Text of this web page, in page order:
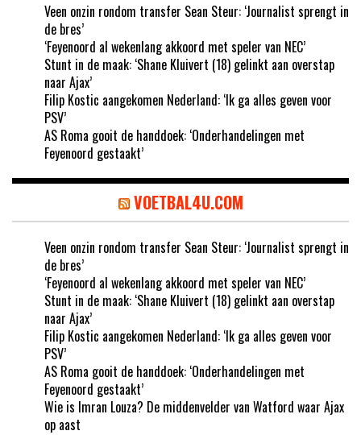
Veen onzin rondom transfer Sean Steur: ‘Journalist sprengt in
de bres’
‘Feyenoord al wekenlang akkoord met speler van NEC’
Stunt in de maak: ‘Shane Kluivert (18) gelinkt aan overstap
naar Ajax’
Filip Kostic aangekomen Nederland: ‘Ik ga alles geven voor
PSV’
AS Roma gooit de handdoek: ‘Onderhandelingen met
Feyenoord gestaakt’
VOETBAL4U.COM
Veen onzin rondom transfer Sean Steur: ‘Journalist sprengt in
de bres’
‘Feyenoord al wekenlang akkoord met speler van NEC’
Stunt in de maak: ‘Shane Kluivert (18) gelinkt aan overstap
naar Ajax’
Filip Kostic aangekomen Nederland: ‘Ik ga alles geven voor
PSV’
AS Roma gooit de handdoek: ‘Onderhandelingen met
Feyenoord gestaakt’
Wie is Imran Louza? De middenvelder van Watford waar Ajax
op aast